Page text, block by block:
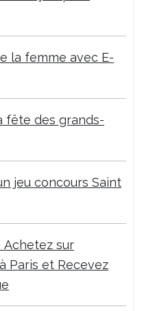
la femme avec E-
fête des grands-
jeu concours Saint
Achetez sur
Paris et Recevez